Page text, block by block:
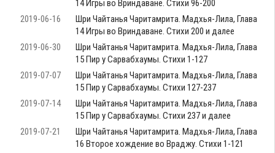
14 Игры во Вриндаване. Стихи 96-200
2019-06-16
Шри Чайтанья Чаритамрита. Мадхья-Лила, Глава
14 Игры во Вриндаване. Стихи 200 и далее
2019-06-30
Шри Чайтанья Чаритамрита. Мадхья-Лила, Глава
15 Пир у Сарвабхаумы. Стихи 1-127
2019-07-07
Шри Чайтанья Чаритамрита. Мадхья-Лила, Глава
15 Пир у Сарвабхаумы. Стихи 127-237
2019-07-14
Шри Чайтанья Чаритамрита. Мадхья-Лила, Глава
15 Пир у Сарвабхаумы. Стихи 237 и далее
2019-07-21
Шри Чайтанья Чаритамрита. Мадхья-Лила, Глава
16 Второе хождение во Враджу. Стихи 1-121